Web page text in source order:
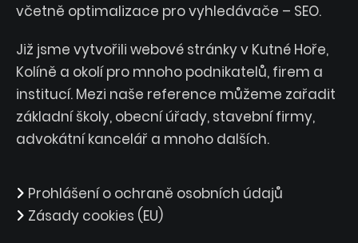
včetně optimalizace pro vyhledávače – SEO.
Již jsme vytvořili webové stránky v Kutné Hoře,
Kolíně a okolí pro mnoho podnikatelů, firem a
institucí. Mezi naše reference můžeme zařadit
základní školy, obecní úřady, stavební firmy,
advokátní kancelář a mnoho dalších.
Prohlášení o ochraně osobních údajů
Zásady cookies (EU)